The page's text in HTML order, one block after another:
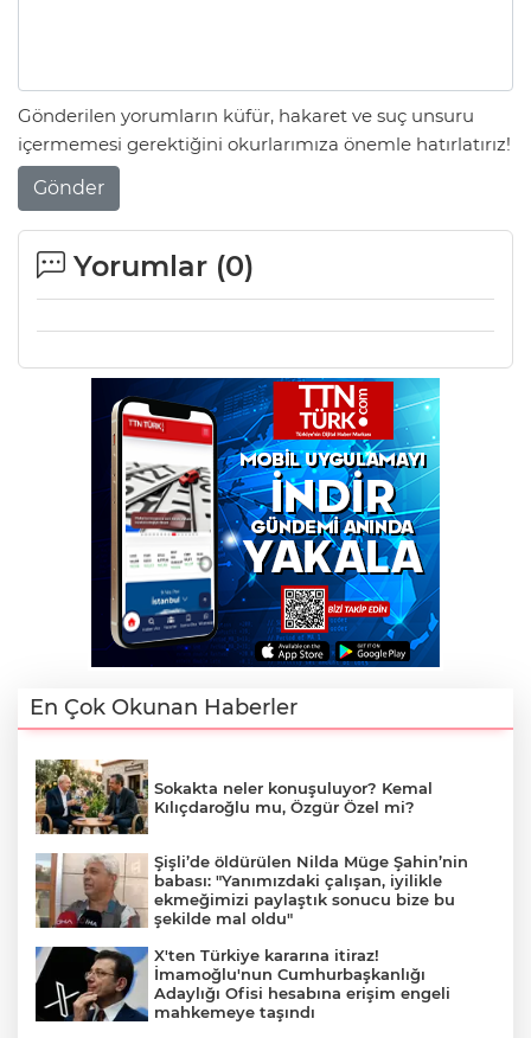
Gönderilen yorumların küfür, hakaret ve suç unsuru
içermemesi gerektiğini okurlarımıza önemle hatırlatırız!
Gönder
Yorumlar (0)
En Çok Okunan Haberler
Sokakta neler konuşuluyor? Kemal
Kılıçdaroğlu mu, Özgür Özel mi?
Şişli’de öldürülen Nilda Müge Şahin’nin
babası: "Yanımızdaki çalışan, iyilikle
ekmeğimizi paylaştık sonucu bize bu
şekilde mal oldu"
X'ten Türkiye kararına itiraz!
İmamoğlu'nun Cumhurbaşkanlığı
Adaylığı Ofisi hesabına erişim engeli
mahkemeye taşındı